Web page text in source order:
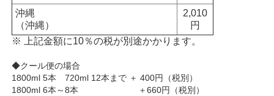
沖縄
（沖縄）
2,010
円
※ 上記金額に10％の税が別途かかります。
◆クール便の場合
1800ml 5本 720ml 12本まで ＋ 400円（税別）
1800ml 6本～8本 ＋660円（税別）